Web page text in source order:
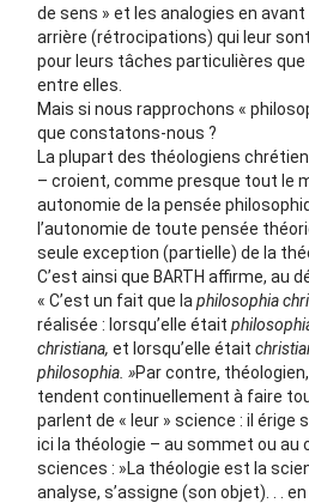
de sens » et les analogies en
arrière (rétrocipations) qui leur
pour leurs tâches particulières
entre elles.
Mais si nous rapprochons «
que constatons-nous ?
La plupart des théologiens
– croient, comme presque tout le
autonomie de la pensée
l’autonomie de toute pensée
seule exception (partielle) de la
C’est ainsi que BARTH affirme, au
« C’est un fait que la philosophia
réalisée : lorsqu’elle était
christiana, et lorsqu’elle était
philosophia. »Par contre,
tendent continuellement à faire
parlent de « leur » science : il érige
ici la théologie – au sommet ou au
sciences : »La théologie est la
analyse, s’assigne (son objet). . .